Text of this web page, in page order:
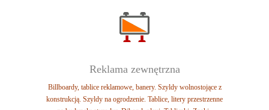
Reklama zewnętrzna
Billboardy, tablice reklamowe, banery. Szyldy wolnostojące z
konstrukcją. Szyldy na ogrodzenie. Tablice, litery przestrzenne